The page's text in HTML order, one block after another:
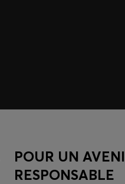
POUR UN
RESPONSABLE